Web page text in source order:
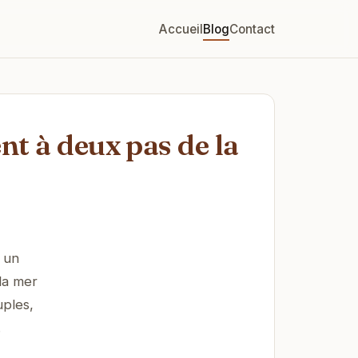
AccueilBlogContact
à deux pas de la
un
mer